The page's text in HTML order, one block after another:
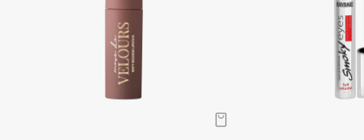
Boadicea The Victorious